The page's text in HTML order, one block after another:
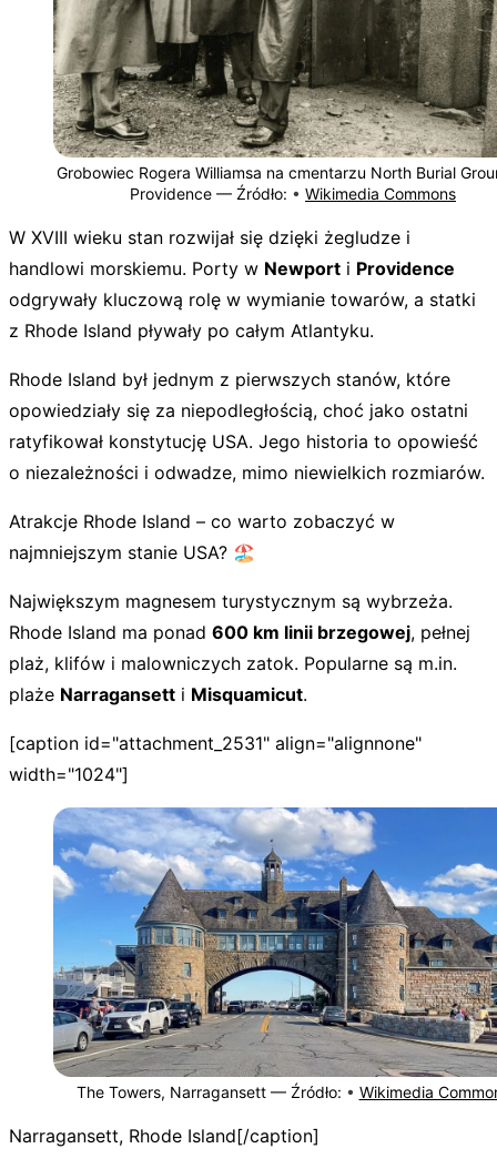
Grobowiec Rogera Williamsa na cmentarzu North Burial
Providence — Źródło: • Wikimedia Commons
W XVIII wieku stan rozwijał się dzięki żegludze i
handlowi morskiemu. Porty w Newport i Providence
odgrywały kluczową rolę w wymianie towarów, a statki
z Rhode Island pływały po całym Atlantyku.
Rhode Island był jednym z pierwszych stanów, które
opowiedziały się za niepodległością, choć jako ostatni
ratyfikował konstytucję USA. Jego historia to opowieść
o niezależności i odwadze, mimo niewielkich rozmiarów.
Atrakcje Rhode Island – co warto zobaczyć w
najmniejszym stanie USA? 🏖️
Największym magnesem turystycznym są wybrzeża.
Rhode Island ma ponad 600 km linii brzegowej, pełnej
plaż, klifów i malowniczych zatok. Popularne są m.in.
plaże Narragansett i Misquamicut.
[caption id="attachment_2531" align="alignnone"
width="1024"]
The Towers, Narragansett — Źródło: • Wikimedia
Narragansett, Rhode Island[/caption]